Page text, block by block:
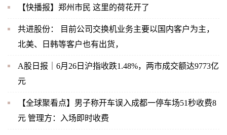
【快播报】郑州市民 这里的荷花开了
共进股份： 目前公司交换机业务主要以国内客户为主，
北美、日韩等客户也有出货，
A股日报｜6月26日沪指收跌1.48%，两市成交额达9773亿
元
【全球聚看点】男子称开车误入成都一停车场51秒收费8
元 管理方：入场即时收费